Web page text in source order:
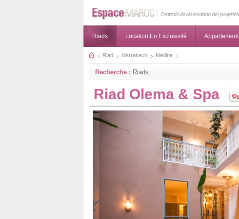
Riads Location En Exclusivité Appartement
Riad Marrakech Medina
Recherche : Riads,
Riad Olema & Spa